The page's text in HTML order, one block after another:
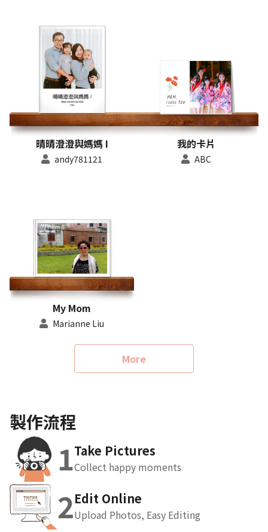
晴晴澄澄與媽媽 I
andy781121
我的卡片
ABC
My Mom
Marianne Liu
More
製作流程
1Take Pictures
Collect happy moments
2Edit Online
Upload Photos, Easy Editing